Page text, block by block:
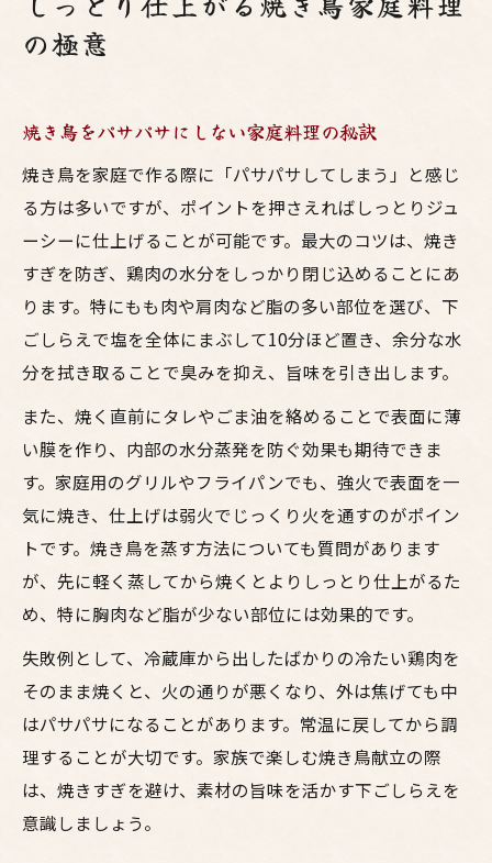
の極意
焼き鳥をパサパサにしない家庭料理の秘訣
焼き鳥を家庭で作る際に「パサパサしてしまう」と感じ
る方は多いですが、ポイントを押さえればしっとりジュ
ーシーに仕上げることが可能です。最大のコツは、焼き
すぎを防ぎ、鶏肉の水分をしっかり閉じ込めることにあ
ります。特にもも肉や肩肉など脂の多い部位を選び、下
ごしらえで塩を全体にまぶして10分ほど置き、余分な水
分を拭き取ることで臭みを抑え、旨味を引き出します。
また、焼く直前にタレやごま油を絡めることで表面に薄
い膜を作り、内部の水分蒸発を防ぐ効果も期待できま
す。家庭用のグリルやフライパンでも、強火で表面を一
気に焼き、仕上げは弱火でじっくり火を通すのがポイン
トです。焼き鳥を蒸す方法についても質問があります
が、先に軽く蒸してから焼くとよりしっとり仕上がるた
め、特に胸肉など脂が少ない部位には効果的です。
失敗例として、冷蔵庫から出したばかりの冷たい鶏肉を
そのまま焼くと、火の通りが悪くなり、外は焦げても中
はパサパサになることがあります。常温に戻してから調
理することが大切です。家族で楽しむ焼き鳥献立の際
は、焼きすぎを避け、素材の旨味を活かす下ごしらえを
意識しましょう。